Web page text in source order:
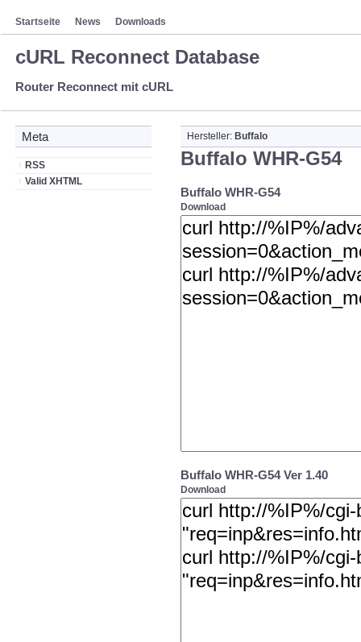
Startseite News Downloads
cURL Reconnect Database
Router Reconnect mit cURL
Meta
RSS
Valid XHTML
Hersteller: Buffalo
Buffalo WHR-G54
Buffalo WHR-G54
Download
Buffalo WHR-G54 Ver 1.40
Download